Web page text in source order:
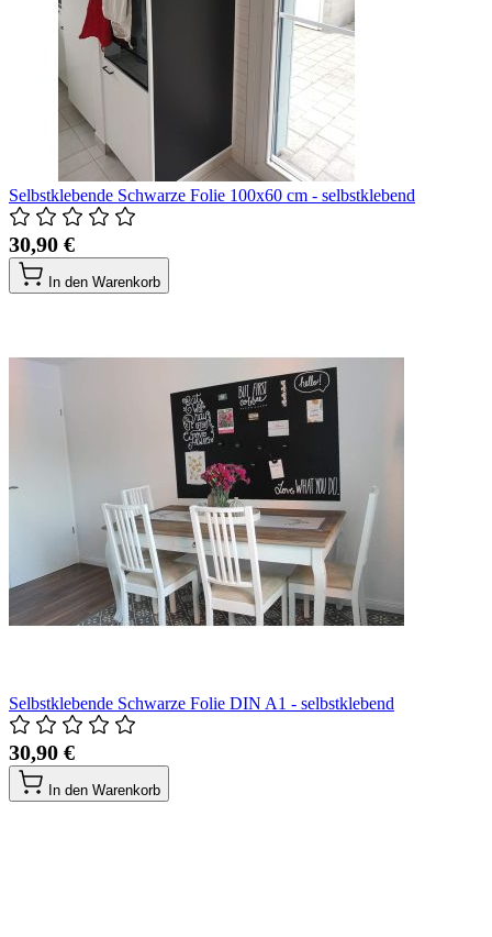
Selbstklebende Schwarze Folie 100x60 cm - selbstklebend
30,90 €
In den Warenkorb
Selbstklebende Schwarze Folie DIN A1 - selbstklebend
30,90 €
In den Warenkorb